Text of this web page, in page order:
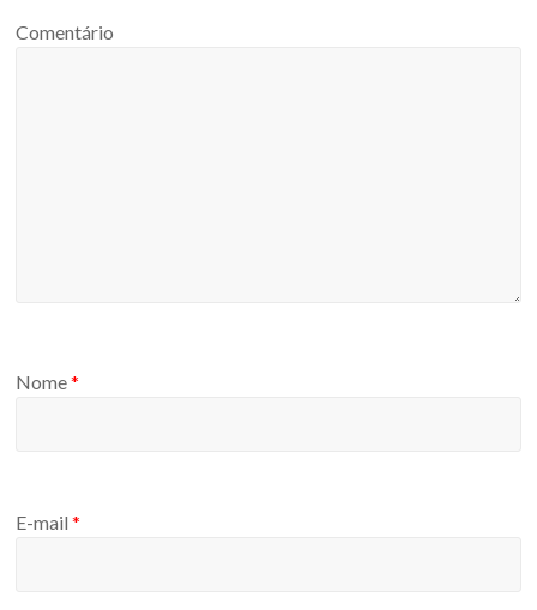
Comentário
Nome*
E-mail*